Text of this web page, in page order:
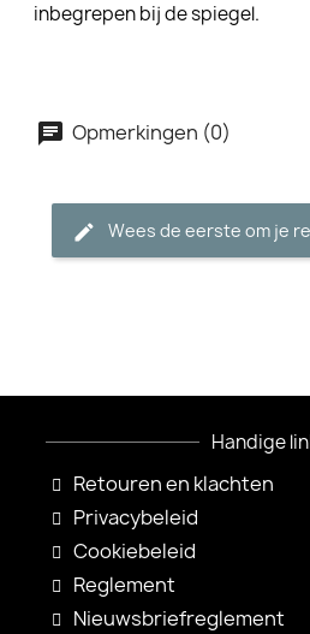
inbegrepen bij de spiegel.
Opmerkingen (0)
Wees de eerste om je
Handige
Retouren en klachten
Privacybeleid
Cookiebeleid
Reglement
Nieuwsbriefreglement